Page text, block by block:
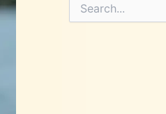
Pesquisar
por: